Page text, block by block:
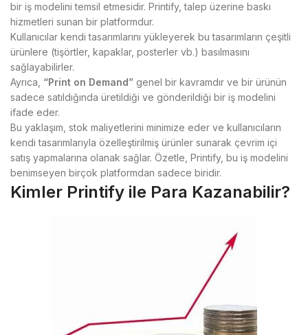
bir iş modelini temsil etmesidir. Printify, talep üzerine baskı
hizmetleri sunan bir platformdur.
Kullanıcılar kendi tasarımlarını yükleyerek bu tasarımların çeşitli
ürünlere (tişörtler, kapaklar, posterler vb.) basılmasını
sağlayabilirler.
Ayrıca, “Print on Demand” genel bir kavramdır ve bir ürünün
sadece satıldığında üretildiği ve gönderildiği bir iş modelini
ifade eder.
Bu yaklaşım, stok maliyetlerini minimize eder ve kullanıcıların
kendi tasarımlarıyla özelleştirilmiş ürünler sunarak çevrim içi
satış yapmalarına olanak sağlar. Özetle, Printify, bu iş modelini
benimseyen birçok platformdan sadece biridir.
Kimler Printify ile Para Kazanabilir?